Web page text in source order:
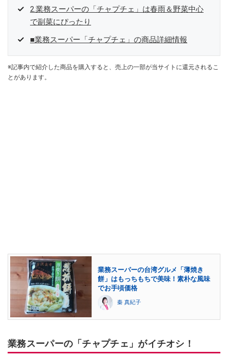
2.業務スーパーの「チャプチェ」は春雨＆野菜中心
で副菜にぴったり
■業務スーパー「チャプチェ」の商品詳細情報
※記事内で紹介した商品を購入すると、売上の一部が当サイトに還元されるこ
とがあります。
業務スーパーの台湾グルメ「薄焼き
餅」はもっちもちで美味！素朴な風味
でお手頃価格
秦 真紀子
業務スーパーの「チャプチェ」がイチオシ！